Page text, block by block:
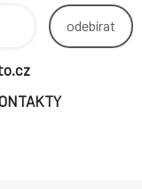
odebírat